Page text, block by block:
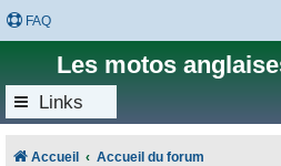
FAQ
Les motos
Links
Accueil Accueil du forum